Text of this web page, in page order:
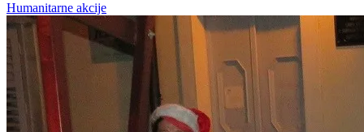
Humanitarne akcije